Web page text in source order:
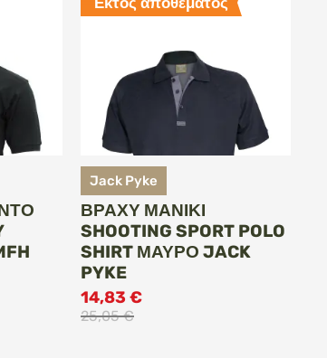
Jack Pyke
ΒΡΑΧΎ ΜΑΝΊΚΙ
SHOOTING SPORT POLO
SHIRT ΜΑΎΡΟ JACK
PYKE
25,05 €
14,83 €